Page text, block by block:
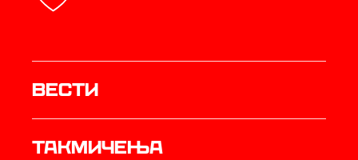
Вести
Такмичења